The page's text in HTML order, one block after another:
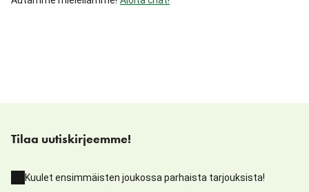
Tilaa uutiskirjeemme!
Kuulet ensimmäisten joukossa parhaista tarjouksista!